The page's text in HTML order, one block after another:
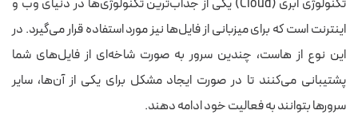
تکنولوژی ابری (Cloud) یکی از جذاب‌ترین تکنولوژی‌ها در دنیای وب و
اینترنت است که برای میزبانی از فایل‌ها نیز مورد استفاده قرار می‌گیرد. در
این نوع از هاست، چندین سرور به صورت شاخه‌ای از فایل‌های شما
پشتیبانی می‌کنند تا در صورت ایجاد مشکل برای یکی از آن‌ها، سایر
سرورها بتوانند به فعالیت خود ادامه دهند.